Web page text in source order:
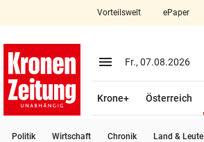
account_circle Anmelden
Vorteilswelt ePaper
menu Menü aufklappen
Fr., 07.08.2026
Krone+ Österreich
Politik Wirtschaft Chronik Land & Leute